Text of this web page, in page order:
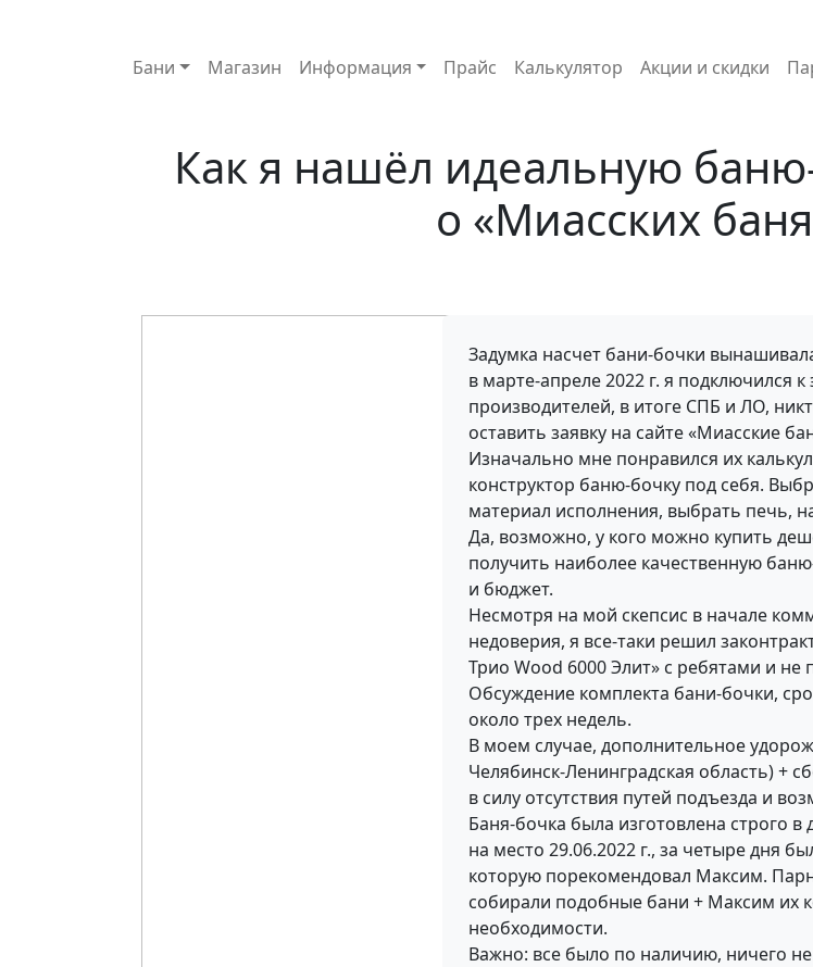
Основная навигация
Бани Магазин Информация Прайс Калькулятор Акции и скидки
Как я нашёл идеальную
о «Миасских
Задумка насчет бани-бочки
в марте-апреле 2022 г. я подключился к
производителей, в итоге СПБ и ЛО,
оставить заявку на сайте «Миасские
Изначально мне понравился их
конструктор баню-бочку под себя.
материал исполнения, выбрать печь,
Да, возможно, у кого можно купить
получить наиболее качественную
и бюджет.
Несмотря на мой скепсис в начале
недоверия, я все-таки решил
Трио Wood 6000 Элит» с ребятами и не
Обсуждение комплекта бани-бочки,
около трех недель.
В моем случае, дополнительное
Челябинск-Ленинградская область) +
в силу отсутствия путей подъезда и
Баня-бочка была изготовлена строго
на место 29.06.2022 г., за четыре дня
которую порекомендовал Максим.
собирали подобные бани + Максим их
необходимости.
Важно: все было по наличию, ничего